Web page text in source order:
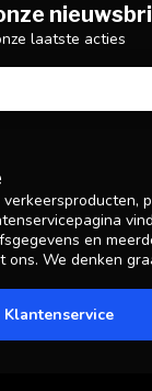
en
We denken
Klantenservice
laatste acties